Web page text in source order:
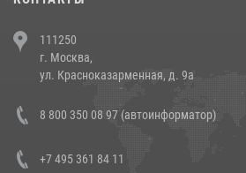
напавших на бригаду скорой помощи (видео)
14 июля 2026, 12:20
В Росгвардии прошла военно-научная
боевого опыта
111250
г. Москва,
ул. Красноказарменная, д. 9а
8 800 350 08 97 (автоинформатор)
+7 495 361 84 11